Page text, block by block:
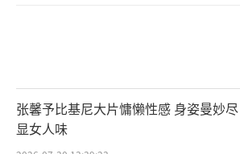
张馨予比基尼大片慵懒性感 身姿曼妙尽
显女人味